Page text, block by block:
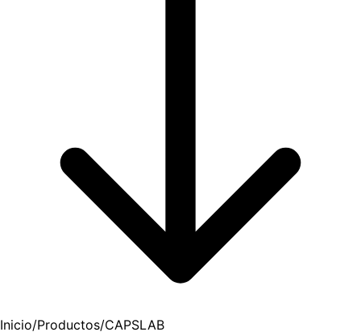
Inicio/Productos/CAPSLAB